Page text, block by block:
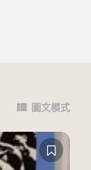
圖文模式